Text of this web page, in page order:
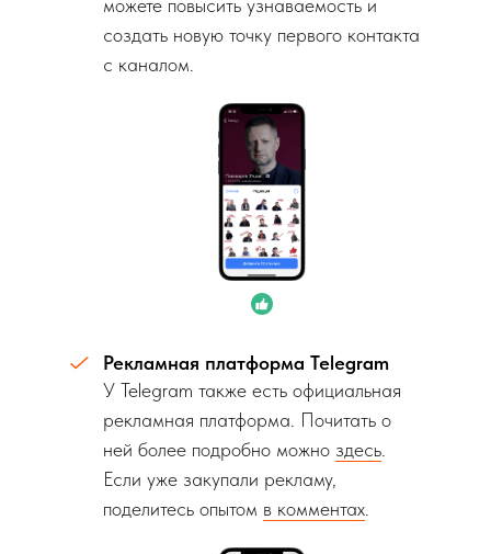
можете повысить узнаваемость и
создать новую точку первого контакта
с каналом.
Рекламная платформа Telegram
У Telegram также есть официальная
рекламная платформа. Почитать о
ней более подробно можно здесь
Если уже закупали рекламу,
поделитесь опытом в комментах